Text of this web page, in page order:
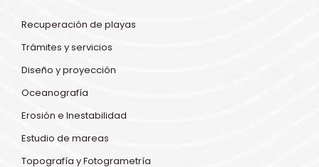
Recuperación de playas
Trámites y servicios
Diseño y proyección
Oceanografía
Erosión e Inestabilidad
Estudio de mareas
Topografía y Fotogrametría